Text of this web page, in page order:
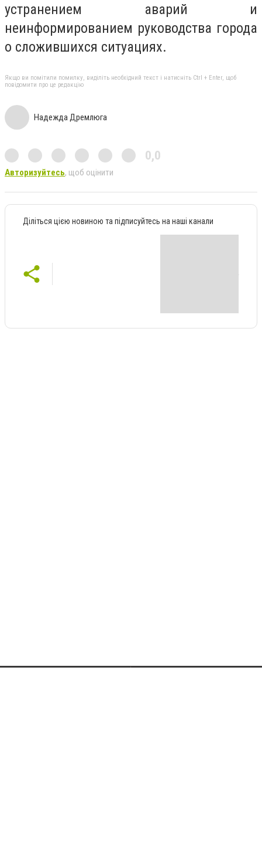
устранением аварий и
неинформированием руководства города
о сложившихся ситуациях.
Якщо ви помітили помилку, виділіть необхідний текст і натисніть Ctrl + Enter, щоб
повідомити про це редакцію
Надежда Дремлюга
0,0
Авторизуйтесь, щоб оцінити
Діліться цією новиною та підписуйтесь на наші канали